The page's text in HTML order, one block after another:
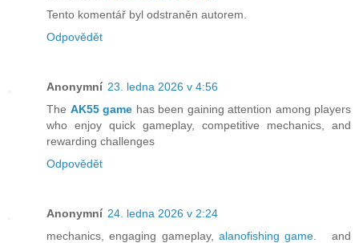
Tento komentář byl odstraněn autorem.
Odpovědět
Anonymní 23. ledna 2026 v 4:56
The AK55 game has been gaining attention among players
who enjoy quick gameplay, competitive mechanics, and
rewarding challenges
Odpovědět
Anonymní 24. ledna 2026 v 2:24
mechanics, engaging gameplay, alanofishing game . and